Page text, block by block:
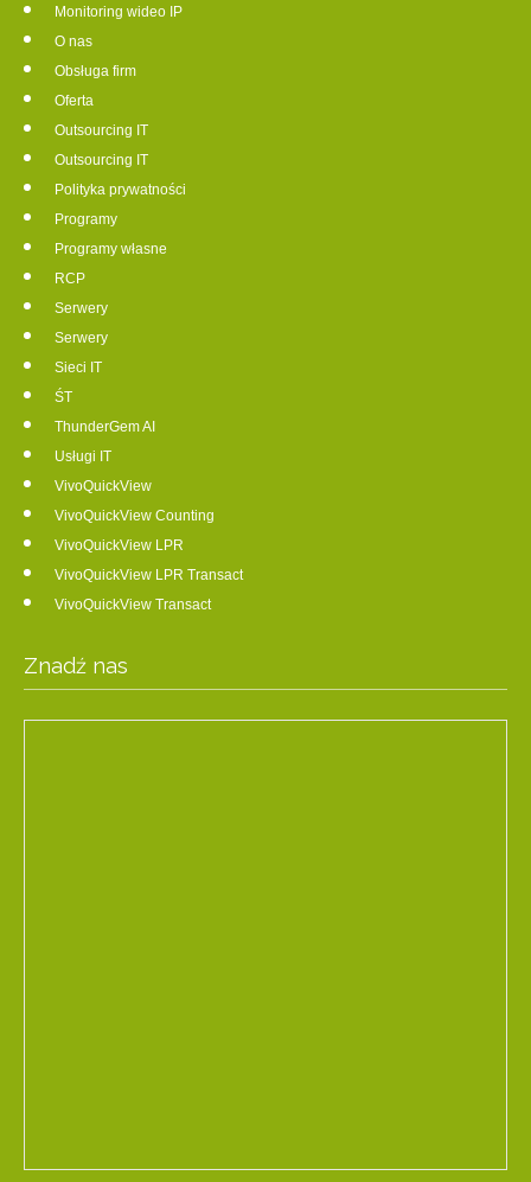
Monitoring wideo IP
O nas
Obsługa firm
Oferta
Outsourcing IT
Outsourcing IT
Polityka prywatności
Programy
Programy własne
RCP
Serwery
Serwery
Sieci IT
ŚT
ThunderGem AI
Usługi IT
VivoQuickView
VivoQuickView Counting
VivoQuickView LPR
VivoQuickView LPR Transact
VivoQuickView Transact
Znadź nas